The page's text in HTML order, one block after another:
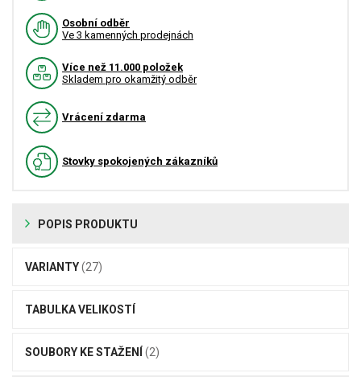
Osobní odběr
Ve 3 kamenných prodejnách
Více než 11.000 položek
Skladem pro okamžitý odběr
Vrácení zdarma
Stovky spokojených zákazníků
POPIS PRODUKTU
VARIANTY(27)
TABULKA VELIKOSTÍ
SOUBORY KE STAŽENÍ (2)